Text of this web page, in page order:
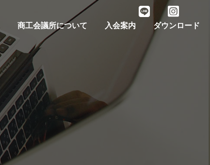
商工会議所について 入会案内 ダウンロード